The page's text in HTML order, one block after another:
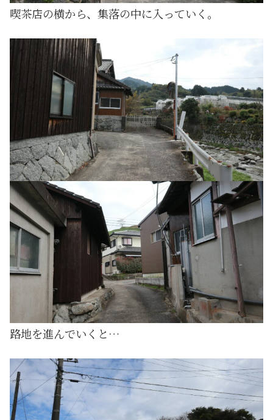
喫茶店の横から、集落の中に入っていく。
路地を進んでいくと…